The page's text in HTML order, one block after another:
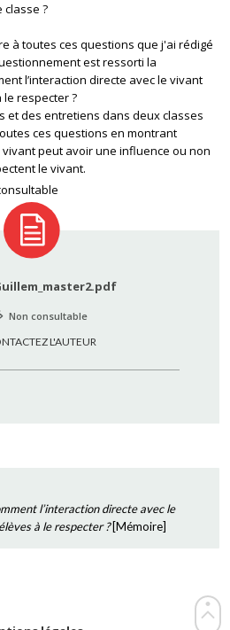
?
à toutes ces questions que j'ai rédigé
est ressorti la
l’interaction directe avec le vivant
respecter ?
et des entretiens dans deux classes
ces questions en montrant
peut avoir une influence ou non
le vivant.
Non consultable
L'AUTEUR
l’interaction directe avec le
à le respecter ?[Mémoire]